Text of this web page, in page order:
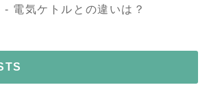
- 電気ケトルとの違いは？